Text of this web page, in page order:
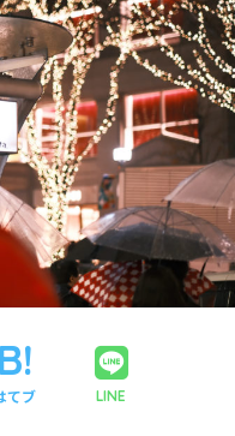
てブ LINE